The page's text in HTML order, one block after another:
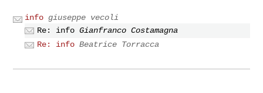
info giuseppe vecoli
Re: info Gianfranco Costamagna
Re: info Beatrice Torracca